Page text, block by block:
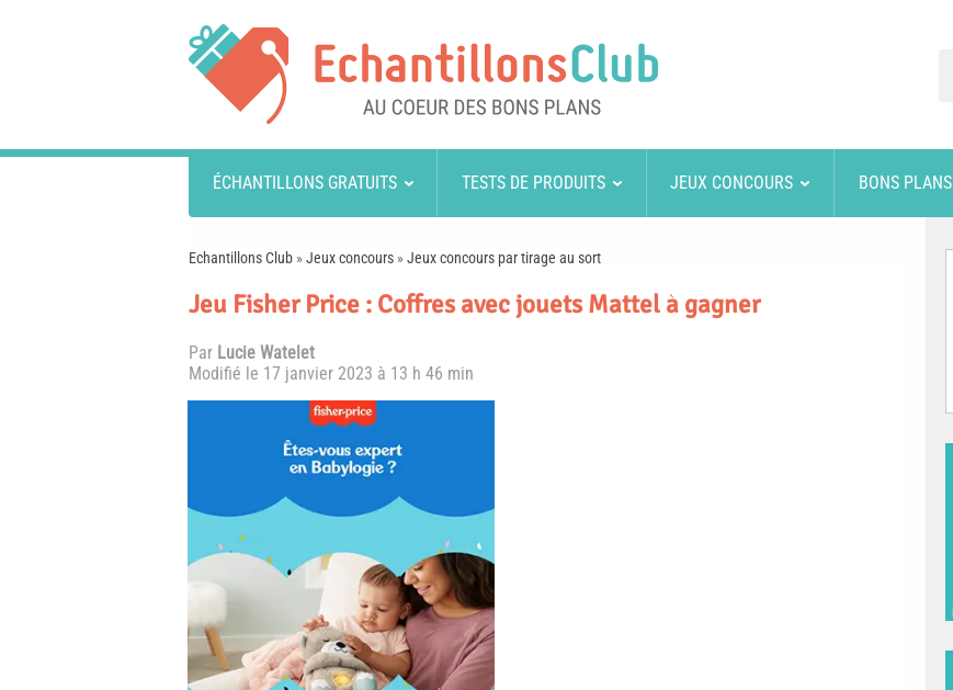
ÉCHANTILLONS GRATUITS TESTS DE PRODUITS JEUX CONCOURS BONS PLANS
Echantillons Club »Jeux concours »Jeux concours par tirage au sort
Jeu Fisher Price : Coffres avec jouets Mattel à gagner
Par Lucie Watelet
Modifié le 17 janvier 2023 à 13 h 46 min